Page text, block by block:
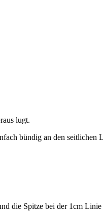
lugt.
bündig an den seitlichen
die Spitze bei der 1cm